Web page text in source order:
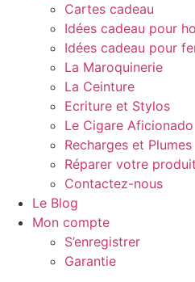
Cartes cadeau
Idées cadeau pour
Idées cadeau pour
La Maroquinerie
La Ceinture
Ecriture et Stylos
Le Cigare Aficionado
Recharges et Plumes
Réparer votre produit
Contactez-nous
Le Blog
Mon compte
S’enregistrer
Garantie